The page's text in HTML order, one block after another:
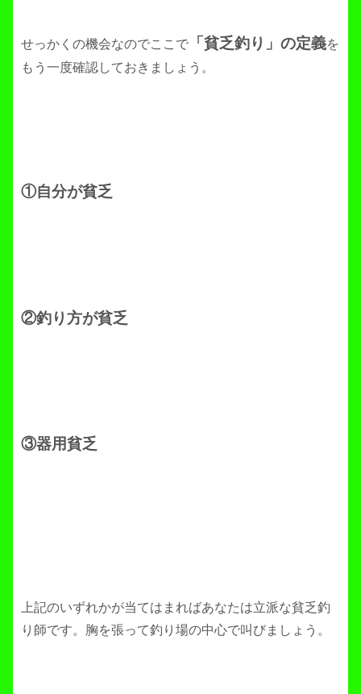
せっかくの機会なのでここで 「貧乏釣り」の定義を
もう一度確認しておきましょう。
①自分が貧乏
②釣り方が貧乏
③器用貧乏
上記のいずれかが当てはまればあなたは立派な貧乏釣
り師です。胸を張って釣り場の中心で叫びましょう。